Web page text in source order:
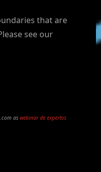
that are
see our
as webinar de expertos